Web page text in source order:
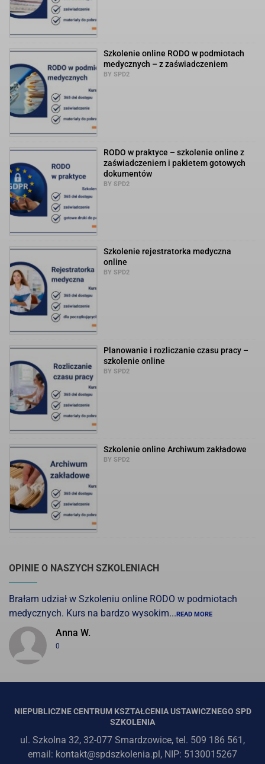
Szkolenie online RODO w podmiotach
medycznych – z zaświadczeniem
BY SPD2
RODO w praktyce – szkolenie online z
zaświadczeniem i pakietem gotowych
dokumentów
BY SPD2
Szkolenie rejestratorka medyczna
online
BY SPD2
Planowanie i rozliczanie czasu pracy –
szkolenie online
BY SPD2
Szkolenie online Archiwum zakładowe
BY SPD2
OPINIE O NASZYCH SZKOLENIACH
Brałam udział w Szkoleniu online RODO w podmiotach
medycznych. Kurs na bardzo wysokim...READ MORE
Anna W.
0
NIEPUBLICZNE CENTRUM KSZTAŁCENIA USTAWICZNEGO SPD
SZKOLENIA
ul. Szkolna 32, 32-077 Smardzowice, tel. 509 186 561,
email: kontakt@spdszkolenia.pl, NIP: 5130015267